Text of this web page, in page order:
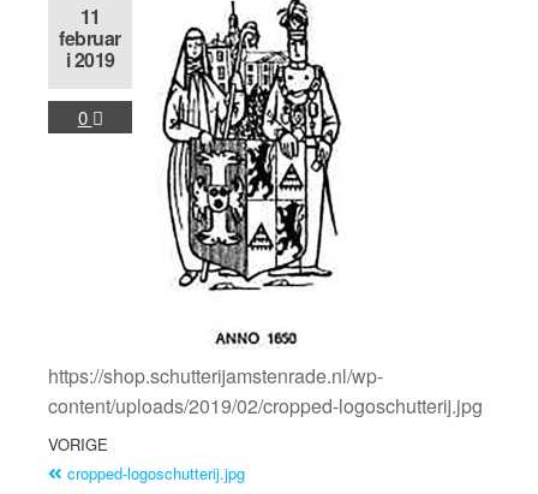
11
februar
i 2019
0
https://shop.schutterijamstenrade.nl/wp-
content/uploads/2019/02/cropped-logoschutterij.jpg
VORIGE
cropped-logoschutterij.jpg